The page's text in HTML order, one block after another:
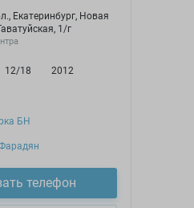
Екатеринбург, Новая
1/г
12/18 2012
БН
телефон